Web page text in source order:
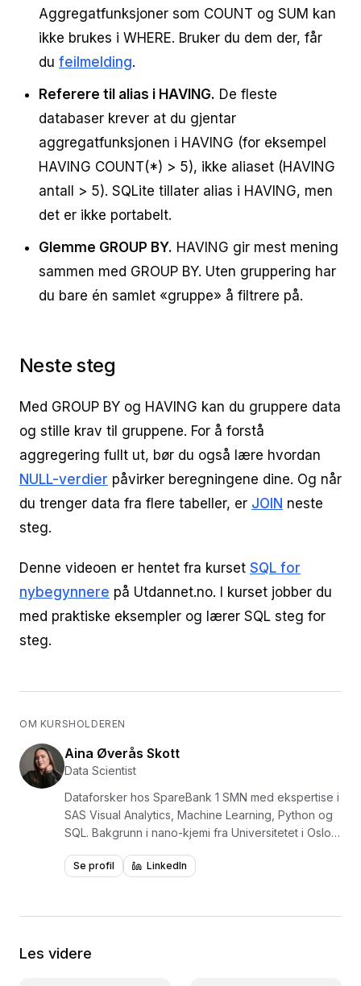
Aggregatfunksjoner som COUNT og SUM kan
ikke brukes i WHERE. Bruker du dem der, får
du feilmelding.
Referere til alias i HAVING. De fleste
databaser krever at du gjentar
aggregatfunksjonen i HAVING (for eksempel
HAVING COUNT(*) > 5), ikke aliaset (HAVING
antall > 5). SQLite tillater alias i HAVING, men
det er ikke portabelt.
Glemme GROUP BY. HAVING gir mest mening
sammen med GROUP BY. Uten gruppering har
du bare én samlet «gruppe» å filtrere på.
Neste steg
Med GROUP BY og HAVING kan du gruppere data
og stille krav til gruppene. For å forstå
aggregering fullt ut, bør du også lære hvordan
NULL-verdier påvirker beregningene dine. Og når
du trenger data fra flere tabeller, er JOIN neste
steg.
Denne videoen er hentet fra kurset SQL for
nybegynnere på Utdannet.no. I kurset jobber du
med praktiske eksempler og lærer SQL steg for
steg.
OM KURSHOLDEREN
Aina Øverås Skott
Data Scientist
Dataforsker hos SpareBank 1 SMN med ekspertise i
SAS Visual Analytics, Machine Learning, Python og
SQL. Bakgrunn i nano-kjemi fra Universitetet i Oslo,
forretningsinnsikt. Underviser i Power BI og SQL på
næringslivet.
Se profil LinkedIn
Les videre